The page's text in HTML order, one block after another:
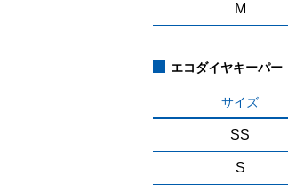
M
エコダイヤキーパー
サイズ
SS
S